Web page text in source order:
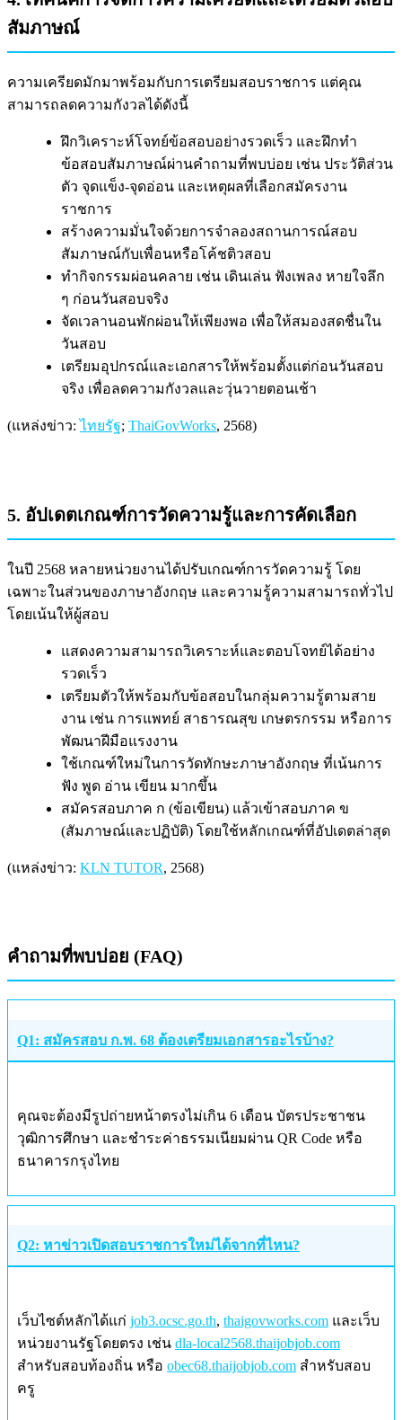
สัมภาษณ์
ความเครียดมักมาพร้อมกับการเตรียมสอบราชการ แต่คุณ
สามารถลดความกังวลได้ดังนี้
ฝึกวิเคราะห์โจทย์ข้อสอบอย่างรวดเร็ว และฝึกทำ
ข้อสอบสัมภาษณ์ผ่านคำถามที่พบบ่อย เช่น ประวัติส่วน
ตัว จุดแข็ง-จุดอ่อน และเหตุผลที่เลือกสมัครงาน
ราชการ
สร้างความมั่นใจด้วยการจำลองสถานการณ์สอบ
สัมภาษณ์กับเพื่อนหรือโค้ชติวสอบ
ทำกิจกรรมผ่อนคลาย เช่น เดินเล่น ฟังเพลง หายใจลึก
ๆ ก่อนวันสอบจริง
จัดเวลานอนพักผ่อนให้เพียงพอ เพื่อให้สมองสดชื่นใน
วันสอบ
เตรียมอุปกรณ์และเอกสารให้พร้อมตั้งแต่ก่อนวันสอบ
จริง เพื่อลดความกังวลและวุ่นวายตอนเช้า
(แหล่งข่าว:ไทยรัฐ; ThaiGovWorks, 2568)
5. อัปเดตเกณฑ์การวัดความรู้และการคัดเลือก
ในปี 2568 หลายหน่วยงานได้ปรับเกณฑ์การวัดความรู้ โดย
เฉพาะในส่วนของภาษาอังกฤษ และความรู้ความสามารถทั่วไป
โดยเน้นให้ผู้สอบ
แสดงความสามารถวิเคราะห์และตอบโจทย์ได้อย่าง
รวดเร็ว
เตรียมตัวให้พร้อมกับข้อสอบในกลุ่มความรู้ตามสาย
งาน เช่น การแพทย์ สาธารณสุข เกษตรกรรม หรือการ
พัฒนาฝีมือแรงงาน
ใช้เกณฑ์ใหม่ในการวัดทักษะภาษาอังกฤษ ที่เน้นการ
ฟัง พูด อ่าน เขียน มากขึ้น
สมัครสอบภาค ก (ข้อเขียน) แล้วเข้าสอบภาค ข
(สัมภาษณ์และปฏิบัติ) โดยใช้หลักเกณฑ์ที่อัปเดตล่าสุด
(แหล่งข่าว: KLN TUTOR, 2568)
คำถามที่พบบ่อย (FAQ)
Q1: สมัครสอบ ก.พ. 68 ต้องเตรียมเอกสารอะไรบ้าง?
คุณจะต้องมีรูปถ่ายหน้าตรงไม่เกิน 6 เดือน บัตรประชาชน
วุฒิการศึกษา และชำระค่าธรรมเนียมผ่าน QR Code หรือ
ธนาคารกรุงไทย
Q2: หาข่าวเปิดสอบราชการใหม่ได้จากที่ไหน?
เว็บไซต์หลักได้แก่ job3.ocsc.go.th, thaigovworks.com และเว็บ
หน่วยงานรัฐโดยตรง เช่น dla-local2568.thaijobjob.com
สำหรับสอบท้องถิ่น หรือ obec68.thaijobjob.com สำหรับสอบ
ครู